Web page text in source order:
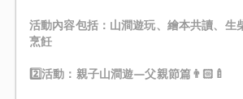
活動內容包括：山澗遊玩、繪本共讀、生
烹飪
2️⃣活動：親子山澗遊—父親節篇👨🏻‍🍼